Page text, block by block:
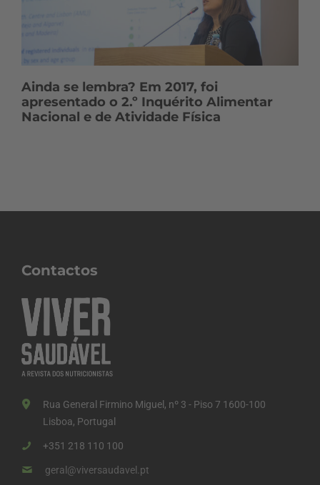
Ainda se lembra? Em 2017, foi
apresentado o 2.º Inquérito Alimentar
Nacional e de Atividade Física
Contactos
Rua General Firmino Miguel, nº 3 - Piso 7 1600-100
Lisboa, Portugal
+351 218 110 100
geral@viversaudavel.pt